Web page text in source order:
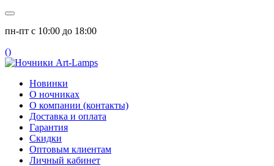
пн-пт с 10:00 до 18:00
()
Новинки
О ночниках
О компании (контакты)
Доставка и оплата
Гарантия
Скидки
Оптовым клиентам
Личный кабинет